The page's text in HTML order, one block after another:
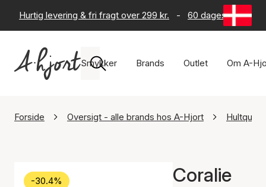
Hurtig levering & fri fragt over 299 kr. - 60 dages returret
Smykker Brands Outlet Om A-
Forside Oversigt - alle brands hos A-Hjort Hultquist
-30.4%
Coralie